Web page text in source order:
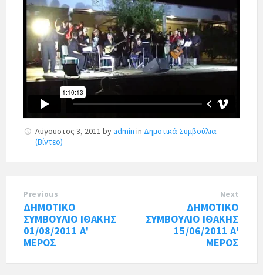
Αύγουστος 3, 2011 byadmin in Δημοτικά Συμβούλια
(Βίντεο)
Previous
ΔΗΜΟΤΙΚΟ
ΣΥΜΒΟΥΛΙΟ ΙΘΑΚΗΣ
01/08/2011 Α'
ΜΕΡΟΣ
Next
ΔΗΜΟΤΙΚΟ
ΣΥΜΒΟΥΛΙΟ ΙΘΑΚΗΣ
15/06/2011 Α'
ΜΕΡΟΣ